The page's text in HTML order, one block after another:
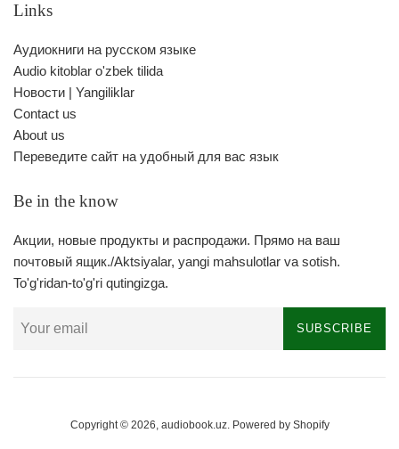
Links
Аудиокниги на русском языке
Audio kitoblar o'zbek tilida
Новости | Yangiliklar
Contact us
About us
Переведите сайт на удобный для вас язык
Be in the know
Акции, новые продукты и распродажи. Прямо на ваш
почтовый ящик./Aktsiyalar, yangi mahsulotlar va sotish.
To'g'ridan-to'g'ri qutingizga.
SUBSCRIBE
Copyright © 2026, audiobook.uz. Powered by Shopify